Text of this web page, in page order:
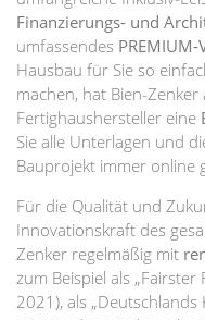
Finanzierungs- und
umfassendes
Hausbau für Sie so
machen, hat Bien-
Fertighaushersteller eine
Sie alle Unterlagen und
Bauprojekt immer online
Für die Qualität und
Innovationskraft des
Zenker regelmäßig mit
zum Beispiel als „Fairster
2021), als